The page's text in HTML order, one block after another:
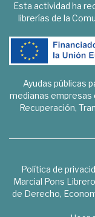
Esta actividad ha
librerías de la
Ayudas públicas
medianas empresas
Recuperación,
Política de
Marcial Pons
de Derecho,